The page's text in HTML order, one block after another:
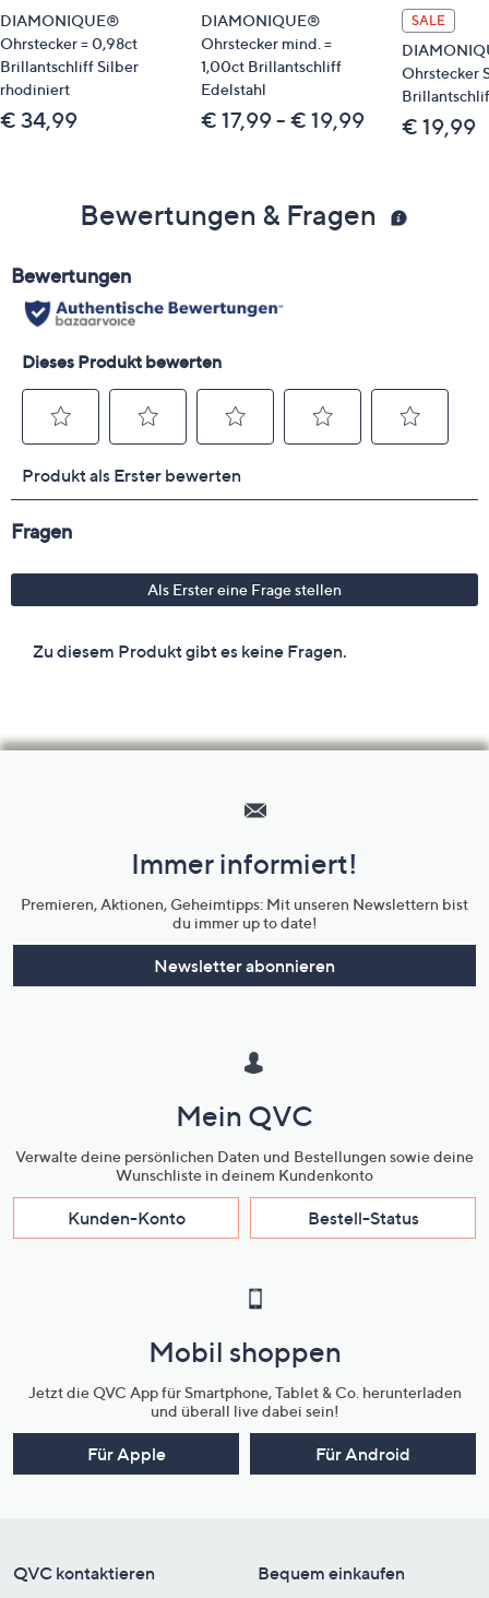
DIAMONIQUE®
Ohrstecker = 0,98ct
Brillantschliff Silber
rhodiniert
€ 34,99
DIAMONIQUE®
Ohrstecker mind. =
1,00ct Brillantschliff
Edelstahl
€ 17,99 - € 19,99
SALE
Ohrstecker
€ 19,99
Bewertungen & Fragen
Unternehmensinformationen
Immer informiert!
Premieren, Aktionen, Geheimtipps: Mit unseren Newslettern bist
du immer up to date!
Newsletter abonnieren
Mein QVC
Verwalte deine persönlichen Daten und Bestellungen sowie deine
Wunschliste in deinem Kundenkonto
Kunden-Konto Bestell-Status
Mobil shoppen
Jetzt die QVC App für Smartphone, Tablet & Co. herunterladen
und überall live dabei sein!
Für Apple Für Android
QVC kontaktieren Bequem einkaufen